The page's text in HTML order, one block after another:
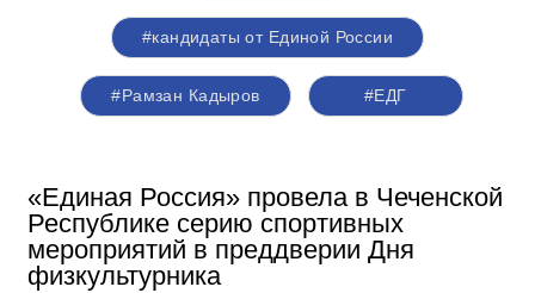
#кандидаты от Единой России
#Рамзан Кадыров #ЕДГ
«Единая Россия» провела в Чеченской
Республике серию спортивных
мероприятий в преддверии Дня
физкультурника